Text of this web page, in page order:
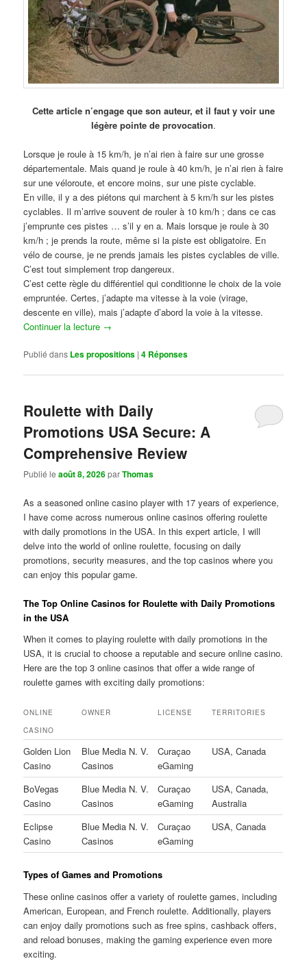
Cette article n’engage que son auteur, et il faut y voir une
légère pointe de provocation.
Lorsque je roule à 15 km/h, je n’ai rien à faire sur une grosse
départementale. Mais quand je roule à 40 km/h, je n’ai rien à faire
sur une véloroute, et encore moins, sur une piste cyclable.
En ville, il y a des piétons qui marchent à 5 km/h sur les pistes
cyclables. Il m’arrive souvent de rouler à 10 km/h ; dans ce cas
j’emprunte ces pistes … s’il y en a. Mais lorsque je roule à 30
km/h ; je prends la route, même si la piste est obligatoire. En
vélo de course, je ne prends jamais les pistes cyclables de ville.
C’est tout simplement trop dangereux.
C’est cette règle du différentiel qui conditionne le choix de la voie
empruntée. Certes, j’adapte ma vitesse à la voie (virage,
descente en ville), mais j’adapte d’abord la voie à la vitesse.
Continuer la lecture →
Publié dans Les propositions |4 Réponses
Roulette with Daily
Promotions USA Secure: A
Comprehensive Review
Publié leaoût 8, 2026parThomas
As a seasoned online casino player with 17 years of experience,
I have come across numerous online casinos offering roulette
with daily promotions in the USA. In this expert article, I will
delve into the world of online roulette, focusing on daily
promotions, security measures, and the top casinos where you
can enjoy this popular game.
The Top Online Casinos for Roulette with Daily Promotions
in the USA
When it comes to playing roulette with daily promotions in the
USA, it is crucial to choose a reputable and secure online casino.
Here are the top 3 online casinos that offer a wide range of
roulette games with exciting daily promotions:
ONLINE
CASINO
OWNER LICENSE TERRITORIES
Golden Lion
Casino
Blue Media N. V.
Casinos
Curaçao
eGaming
USA, Canada
BoVegas
Casino
Blue Media N. V.
Casinos
Curaçao
eGaming
USA, Canada,
Australia
Eclipse
Casino
Blue Media N. V.
Casinos
Curaçao
eGaming
USA, Canada
Types of Games and Promotions
These online casinos offer a variety of roulette games, including
American, European, and French roulette. Additionally, players
can enjoy daily promotions such as free spins, cashback offers,
and reload bonuses, making the gaming experience even more
exciting.